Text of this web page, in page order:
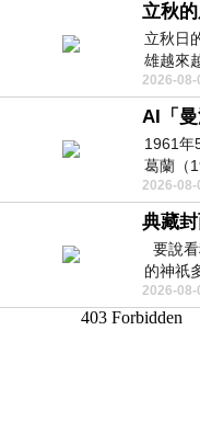
立秋
立秋日
雄越來
天的風
2026-08-
1961年
葛蘭（
2004）
2026-08-
典藏封
要說
的神祇
驚世駭
2026-08-